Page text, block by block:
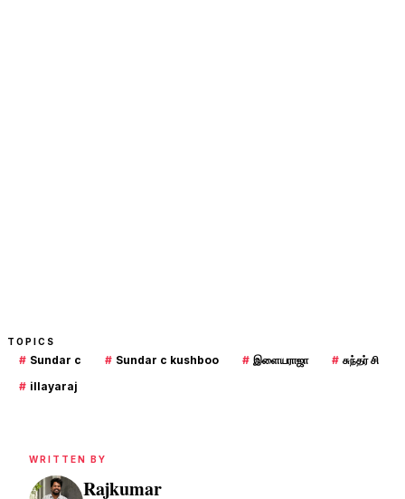
TOPICS
# Sundar c # Sundar c kushboo # இளையராஜா # சுந்தர் சி
# illayaraj
WRITTEN BY
Rajkumar